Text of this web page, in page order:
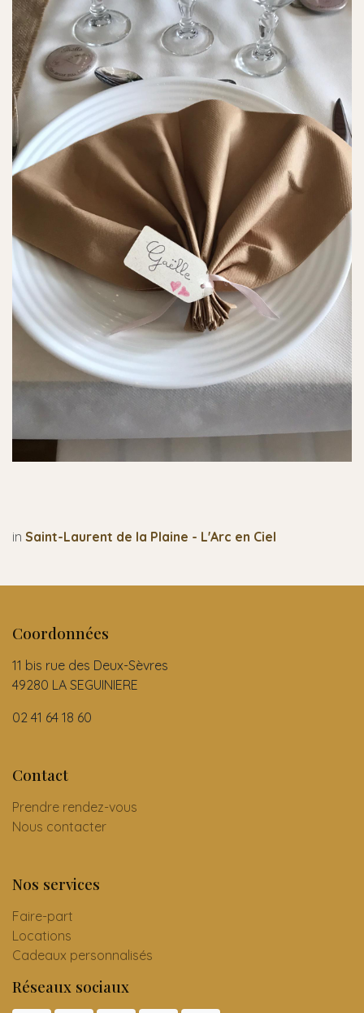
in Saint-Laurent de la Plaine - L'Arc en Ciel
Coordonnées
11 bis rue des Deux-Sèvres
49280 LA SEGUINIERE
02 41 64 18 60
Contact
Prendre rendez-vous
Nous contacter
Nos services
Faire-part
Locations
Cadeaux personnalisés
Réseaux sociaux